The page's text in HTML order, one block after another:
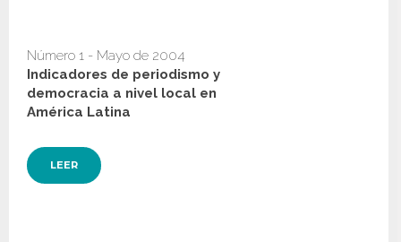
Número 1 - Mayo de 2004
Indicadores de periodismo y
democracia a nivel local en
América Latina
LEER